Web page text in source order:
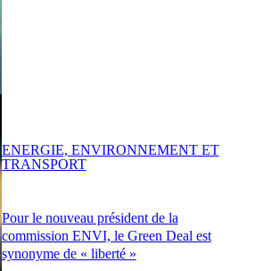
Pour le nouveau président de la
commission ENVI, le Green Deal est
synonyme de « liberté »
ENERGIE, ENVIRONNEMENT ET
TRANSPORT